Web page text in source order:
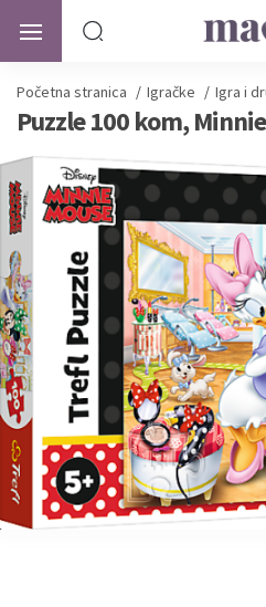
Početna stranica / Igračke / Igra i
Puzzle 100 kom,